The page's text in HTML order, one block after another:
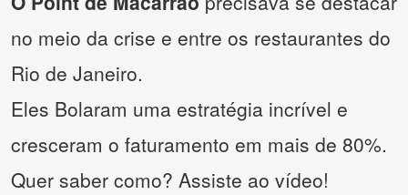
no meio da crise e entre os restaurantes do
Rio de Janeiro.
Eles Bolaram uma estratégia incrível e
cresceram o faturamento em mais de 80%.
Quer saber como? Assiste ao vídeo!